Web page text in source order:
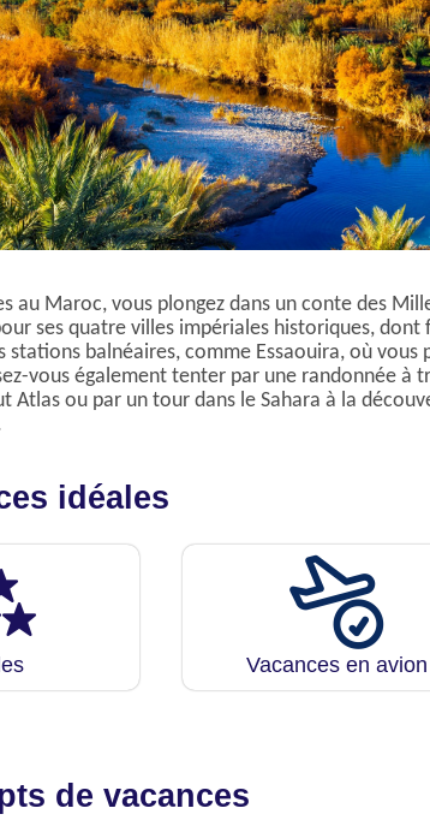
au Maroc, vous plongez dans un conte des
ses quatre villes impériales historiques,
stations balnéaires, comme Essaouira, où vous
vous également tenter par une randonnée à
Atlas ou par un tour dans le Sahara à la
idéales
Vacances en avion
de vacances